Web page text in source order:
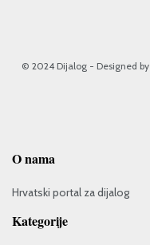
© 2024 Dijalog - Designed by
O nama
Hrvatski portal za dijalog
Kategorije